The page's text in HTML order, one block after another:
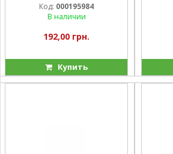
Код: 000195984
В наличии
192,00 грн.
Купить